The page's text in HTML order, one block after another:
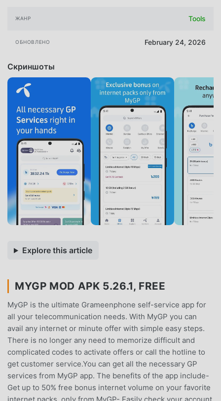
ЖАНР Tools
ОБНОВЛЕНО February 24, 2026
Скриншоты
Explore this article
MYGP MOD APK 5.26.1, FREE
MyGP is the ultimate Grameenphone self-service app for
all your telecommunication needs. With MyGP you can
avail any internet or minute offer with simple easy steps.
There is no longer any need to memorize difficult and
complicated codes to activate offers or call the hotline to
get customer service.You can get all the necessary GP
services from MyGP app. The benefits of the app include-
Get up to 50% free bonus internet volume on your favorite